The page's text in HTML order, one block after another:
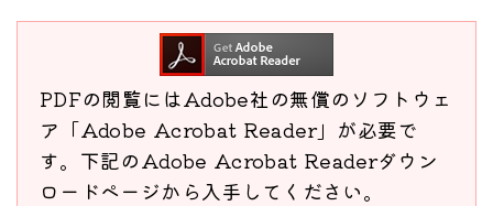
PDFの閲覧にはAdobe社の無償のソフトウェ
ア「Adobe Acrobat Reader」が必要で
す。下記のAdobe Acrobat Readerダウン
ロードページから入手してください。